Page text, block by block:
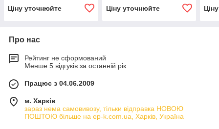
Ціну уточнюйте
Ціну уточнюйте
Про нас
Рейтинг не сформований
Менше 5 відгуків за останній рік
Працює з 04.06.2009
м. Харків
зараз нема самовивозу, тільки відправка НОВОЮ
ПОШТОЮ більше на ep-k.com.ua, Харків, Україна